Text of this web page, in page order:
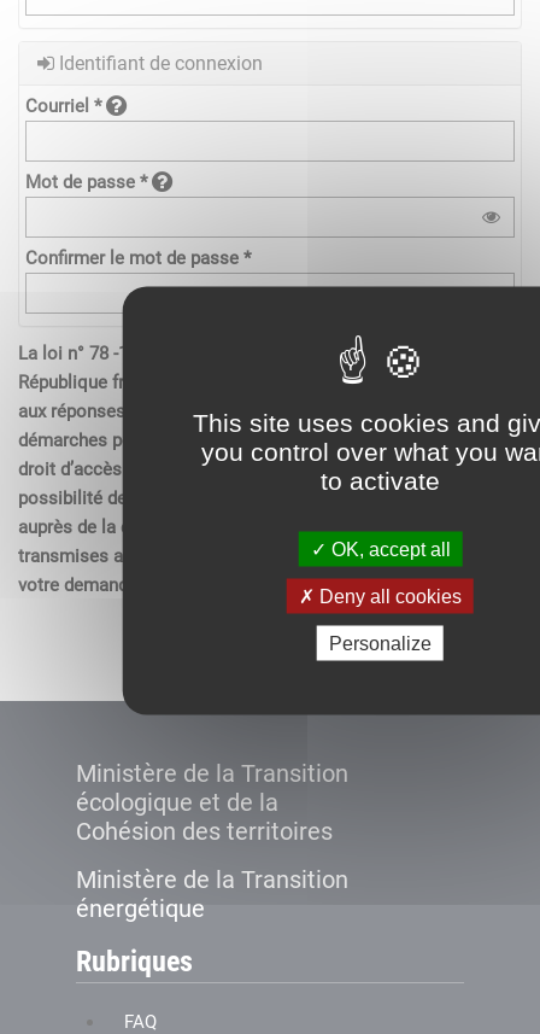
This site uses cookies and
you control over what you
to activate
OK, accept all
Deny all cookies
Personalize
Identifiant de connexion
Courriel *
Mot de passe *
Confirmer le mot de passe *
La loi n° 78 -17 du 6 janvier 1978 relative à l’informatique de la
République française, aux fichiers et aux libertés s’applique
aux réponses contenues dans les demandes effectués sur les
démarches pour les personnes physiques. Elle garantit un
droit d’accès aux données nominatives les concernant et la
possibilité de rectification. Ces droits peuvent être exercés
auprès de la collectivité. Les données recueillies seront
transmises aux services compétents pour l’instruction de
votre demande.
Créer le compte
Ministère de la Transition
écologique et de la
Cohésion des territoires
Ministère de la Transition
énergétique
Rubriques
FAQ